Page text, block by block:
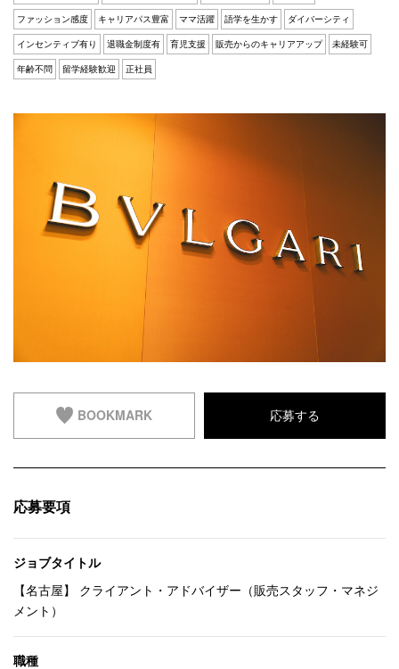
プライバシーポリシー
ファッション感度 キャリアパス豊富 ママ活躍 語学を生かす ダイバーシティ
インセンティブ有り 退職金制度有 育児支援 販売からのキャリアアップ 未経験可
年齢不問 留学経験歓迎 正社員
BOOKMARK 応募する
応募要項
ジョブタイトル
【名古屋】 クライアント・アドバイザー（販売スタッフ・マネジ
メント）
職種